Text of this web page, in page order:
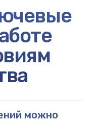
можно